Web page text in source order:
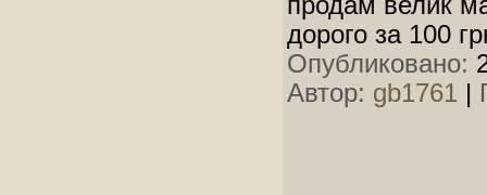
дорого за 100
Опубликовано:
Автор: gb1761 |